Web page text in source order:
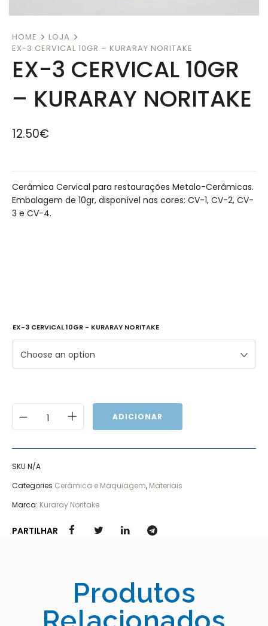
HOME
LOJA
EX-3 CERVICAL 10GR – KURARAY NORITAKE
EX-3 CERVICAL 10GR
– KURARAY NORITAKE
12.50€
Cerâmica Cervical para restaurações Metalo-Cerâmicas.
Embalagem de 10gr, disponível nas cores: CV-1, CV-2, CV-
3 e CV-4.
EX-3 CERVICAL 10GR - KURARAY NORITAKE
Choose an option
ADICIONAR
SKU N/A
Categories Cerâmica e Maquiagem, Materiais
Marca: Kuraray Noritake
PARTILHAR
Produtos